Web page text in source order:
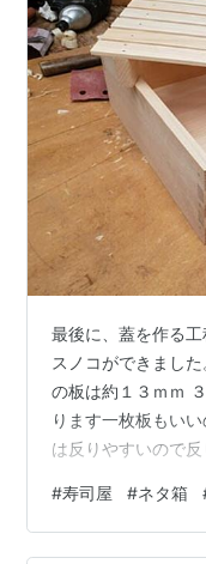
最後に、蓋を作る
スノコができまし
の板は約１３ｍｍ
ります一枚板もい
は反りやすいので
蓋の内側には２本
木は蓋がずり落ち
#寿司屋 #ネタ箱